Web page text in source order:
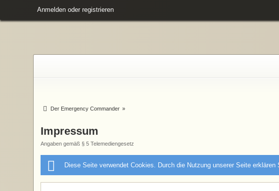
Anmelden oder registrieren
Der Emergency Commander »
Impressum
Angaben gemäß § 5 Telemediengesetz
Diese Seite verwendet Cookies. Durch die Nutzung unserer Seite